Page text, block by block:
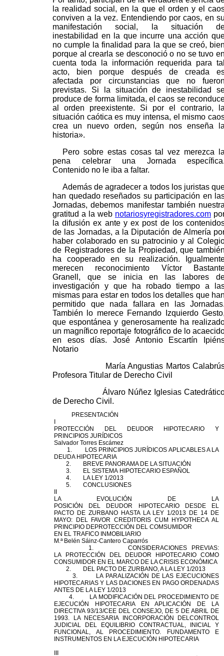
la realidad social, en la que el orden y el
conviven a la vez. Entendiendo por caos, en
manifestación social, la situación
inestabilidad en la que incurre una acción
no cumple la finalidad para la que se creó,
porque al crearla se desconoció o no se tuvo
cuenta toda la información requerida para
acto, bien porque después de creada
afectada por circunstancias que no
previstas. Si la situación de inestabilidad
produce de forma limitada, el caos se
al orden preexistente. Si por el contrario,
situación caótica es muy intensa, el mismo
crea un nuevo orden, según nos enseña
historia».
Pero sobre estas cosas tal vez merezca
pena celebrar una Jornada
Contenido no le iba a faltar.
Además de agradecer a todos los juristas
han quedado reseñados su participación en
Jornadas, debemos manifestar también
gratitud a la web notariosyregistradores.com
la difusión ex ante y ex post de los
de las Jornadas, a la Diputación de Almería
haber colaborado en su patrocinio y al
de Registradores de la Propiedad, que
ha cooperado en su realización.
merecen reconocimiento Víctor
Granell, que se inicia en las labores
investigación y que ha robado tiempo a
mismas para estar en todos los detalles que
permitido que nada fallara en las
También lo merece Fernando Izquierdo
que espontánea y generosamente ha
un magnífico reportaje fotográfico de lo
en esos días. José Antonio Escartín
Notario
María Angustias Martos
Profesora Titular de Derecho Civil
Álvaro Núñez Iglesias
de Derecho Civil.
PRESENTACIÓN
PROTECCIÓN
DEL DEUDOR HIPOTECARIO
Y
PRINCIPIOS JURÍDICOS
Salvador Torres Escámez
1. LOS PRINCIPIOS JURÍDICOS APLICABLES A LA
DEUDA HIPOTECARIA
2. BREVE PANORAMA DE LA SITUACIÓN
3. EL SISTEMA HIPOTECARIO ESPAÑOL
4. LA LEY 1/2013
5. CONCLUSIONES
LA EVOLUCIÓN DE LA
POSICIÓN
DEL DEUDOR HIPOTECARIO
DESDE EL
PACTO DE ZURBANO HASTA LA LEY 1/2013 DE 14 DE
MAYO:
DEL FAVOR CREDITORIS CUM HYPOTHECA AL
PRINCIPIO DEPROTECCIÓN DEL COMSUMIDOR
EN EL TRAFICO INMOBILIARIO
M.ª Belén Sáinz-Cantero Caparrós
1. CONSIDERACIONES PREVIAS:
LA
PROTECCIÓN DEL DEUDOR HIPOTECARIO COMO
CONSUMIDOR EN EL MARCO DE LA CRISIS ECONÓMICA
2.
DEL PACTO DE ZURBANO, A LA LEY 1/2013
3. LA PARALIZACIÓN DE LAS EJECUCIONES
HIPOTECARIAS Y LAS DACIONES EN PAGO ORDENADAS
ANTES DE LA LEY 1/2013
4. LA MODIFICACIÓN DEL PROCEDIMIENTO DE
EJECUCIÓN HIPOTECARIA EN APLICACIÓN DE LA
DIRECTIVA 93/13/CEE DEL CONSEJO, DE 5 DE ABRIL DE
1993. LA NECESARIA INCORPORACIÓN
DELCONTROL
JUDICIAL
DEL
EQUILIBRIO CONTRACTUAL, INICIAL Y
FUNCIONAL, AL PROCEDIMIENTO. FUNDAMENTO E
INSTRUMENTOS EN LA EJECUCIÓN HIPOTECARIA